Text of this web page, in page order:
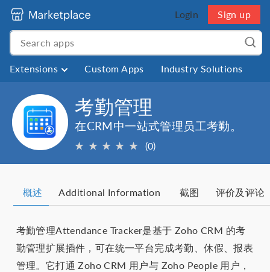
Login Sign up
Extensions Custom Apps Industry Solutions
考勤管理
在CRM中一站式管理员工考勤。
★ ★ ★ ★ ★ (0)
概述 Additional Information 截图 评价及评论
考勤管理Attendance Tracker是基于 Zoho CRM 的考
勤管理扩展插件，可在统一平台完成考勤、休假、报表
管理。它打通 Zoho CRM 用户与 Zoho People 用户，